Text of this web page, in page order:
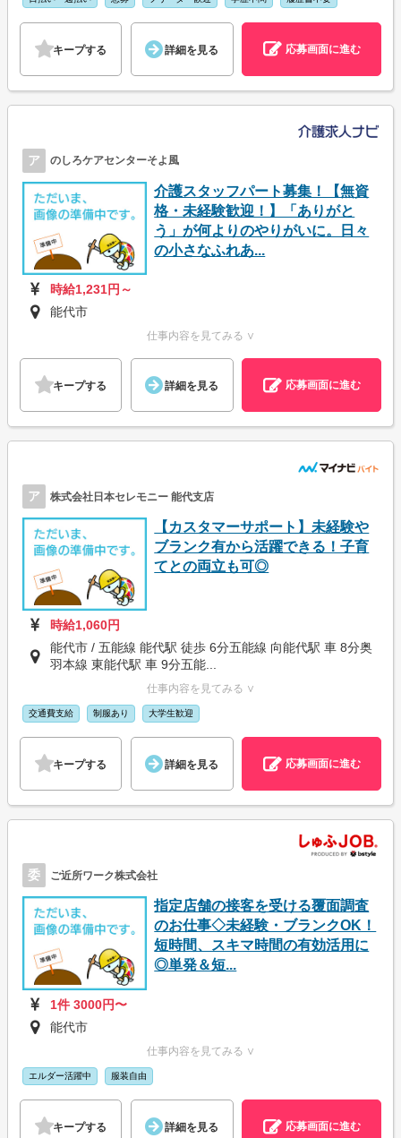
キープする 詳細を見る 応募画面に進む
ア のしろケアセンターそよ風
介護スタッフパート募集！【無資
格・未経験歓迎！】「ありがと
う」が何よりのやりがいに。日々
の小さなふれあ...
時給1,231円～
能代市
仕事内容を見てみる ∨
キープする 詳細を見る 応募画面に進む
ア 株式会社日本セレモニー 能代支店
【カスタマーサポート】未経験や
ブランク有から活躍できる！子育
てとの両立も可◎
時給1,060円
能代市 / 五能線 能代駅 徒歩 6分五能線 向能代駅 車 8分奥
羽本線 東能代駅 車 9分五能...
仕事内容を見てみる ∨
交通費支給 制服あり 大学生歓迎
キープする 詳細を見る 応募画面に進む
委 ご近所ワーク株式会社
指定店舗の接客を受ける覆面調査
のお仕事◇未経験・ブランクOK！
短時間、スキマ時間の有効活用に
◎単発＆短...
1件 3000円〜
能代市
仕事内容を見てみる ∨
エルダー活躍中 服装自由
キープする 詳細を見る 応募画面に進む